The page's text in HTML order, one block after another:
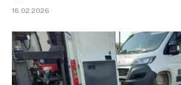
16.02.2026